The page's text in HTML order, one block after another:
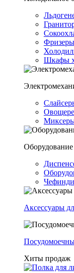
Шкафы
Аксессуары
Хиты продаж